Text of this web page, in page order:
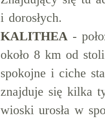
i dorosłych.
KALITHEA -
około 8 km od
spokojne i ciche
znajduje się kilka
wioski urosła w